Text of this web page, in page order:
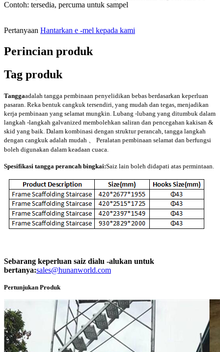
Contoh: tersedia, percuma untuk sampel
Pertanyaan Hantarkan e -mel kepada kami
Perincian produk
Tag produk
Tanggaadalah tangga pembinaan penyelidikan bebas berdasarkan keperluan
pasaran. Reka bentuk cangkuk tersendiri, yang mudah dan tegas, menjadikan
kerja pembinaan yang selamat mungkin. Lubang -lubang yang ditumbuk dalam
langkah -langkah galvanized membolehkan saliran dan pencegahan kakisan &
skid yang baik. Dalam kombinasi dengan struktur perancah, tangga langkah
dengan cangkuk adalah mudah 、 Peralatan pembinaan selamat dan berfungsi
boleh digunakan dalam keadaan cuaca.
Spesifikasi tangga perancah bingkai:Saiz lain boleh didapati atas permintaan.
Sebarang keperluan saiz dialu -alukan untuk
bertanya:sales@hunanworld.com
Pertunjukan Produk